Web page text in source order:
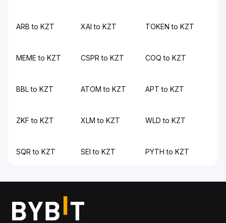
ARB to KZT XAI to KZT TOKEN to KZT
MEME to KZT CSPR to KZT COQ to KZT
BBL to KZT ATOM to KZT APT to KZT
ZKF to KZT XLM to KZT WLD to KZT
SQR to KZT SEI to KZT PYTH to KZT